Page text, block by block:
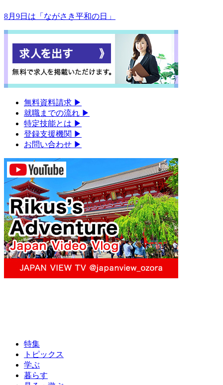
8月9日は「ながさき平和の日」
無料資料請求 ▶︎
就職までの流れ ▶︎
特定技能とは ▶︎
登録支援機関 ▶︎
お問い合わせ ▶︎
特集
トピックス
学ぶ
暮らす